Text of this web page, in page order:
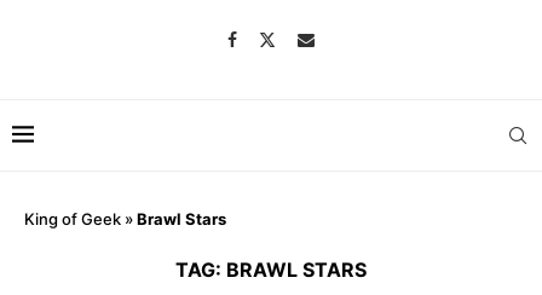
King of Geek »Brawl Stars
TAG: BRAWL STARS